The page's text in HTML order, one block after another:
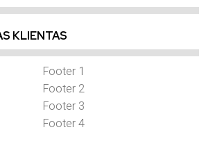
KLIENTAS